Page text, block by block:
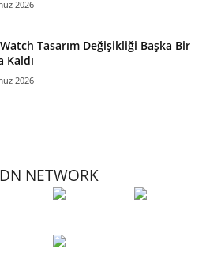
2026
Tasarım Değişikliği Başka Bir
Kaldı
2026
NETWORK